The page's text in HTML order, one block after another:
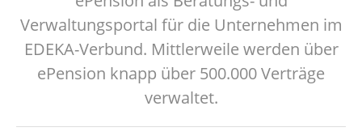
Verwaltungsportal für die Unternehmen im
EDEKA-Verbund. Mittlerweile werden über
ePension knapp über 500.000 Verträge
verwaltet.